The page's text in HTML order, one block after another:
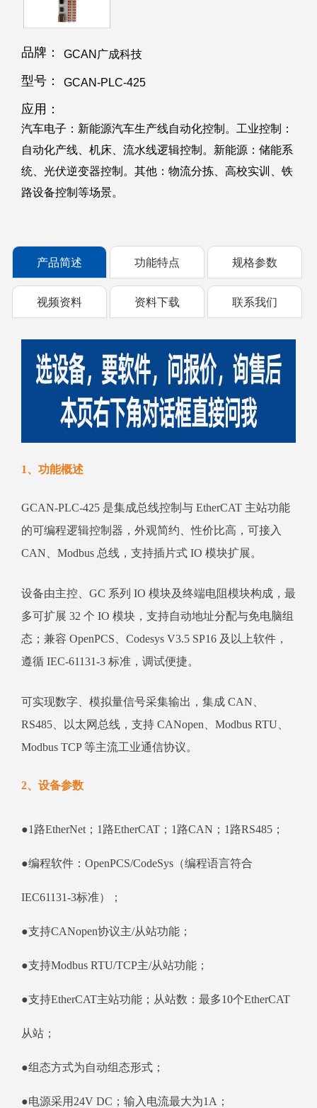
品牌： GCAN广成科技
型号： GCAN-PLC-425
应用：
汽车电子：新能源汽车生产线自动化控制。工业控制：
自动化产线、机床、流水线逻辑控制。新能源：储能系
统、光伏逆变器控制。其他：物流分拣、高校实训、铁
路设备控制等场景。
产品简述 功能特点 规格参数
视频资料 资料下载 联系我们
1、功能概述
GCAN‑PLC‑425 是集成总线控制与 EtherCAT 主站功能
的可编程逻辑控制器，外观简约、性价比高，可接入
CAN、Modbus 总线，支持插片式 IO 模块扩展。
设备由主控、GC 系列 IO 模块及终端电阻模块构成，最
多可扩展 32 个 IO 模块，支持自动地址分配与免电脑组
态；兼容 OpenPCS、Codesys V3.5 SP16 及以上软件，
遵循 IEC‑61131‑3 标准，调试便捷。
可实现数字、模拟量信号采集输出，集成 CAN、
RS485、以太网总线，支持 CANopen、Modbus RTU、
Modbus TCP 等主流工业通信协议。
2、设备参数
●1路EtherNet；1路EtherCAT；1路CAN；1路RS485；
●编程软件：OpenPCS/CodeSys（编程语言符合
IEC61131-3标准）；
●支持CANopen协议主/从站功能；
●支持Modbus RTU/TCP主/从站功能；
●支持EtherCAT主站功能；从站数：最多10个EtherCAT
从站；
●组态方式为自动组态形式；
●电源采用24V DC；输入电流最大为1A；